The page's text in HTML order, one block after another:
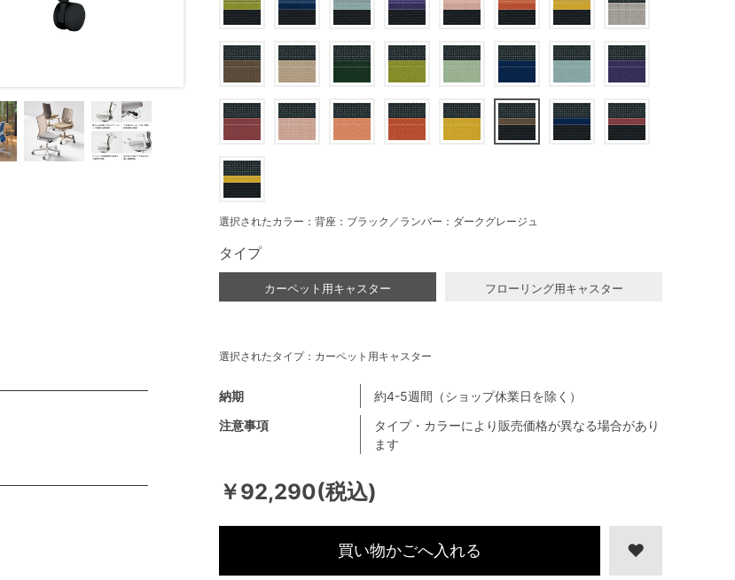
￥92,290(税込)
注意事項
タイプ・カラーにより販売価格が異なる場合があり
ます
納期 約4-5週間（ショップ休業日を除く）
選択されたカラー：背座：ブラック／ランバー：ダークグレージュ
タイプ
カーペット用キャスター フローリング用キャスター
選択されたタイプ：カーペット用キャスター
買い物かごへ入れる